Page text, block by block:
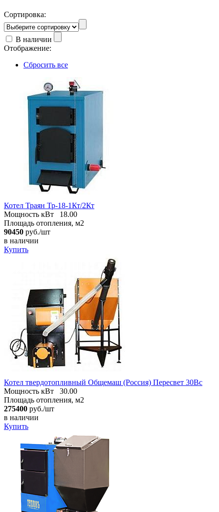
Сортировка:
В наличии
Отображение:
Сбросить все
Котел Траян Тр-18-1Кт/2Кт
Мощность кВт
18.00
Площадь отопления, м2
90450 руб./шт
в наличии
Купить
Котел твердотопливный Общемаш (Россия) Пересвет 30Вс
Мощность кВт
30.00
Площадь отопления, м2
275400 руб./шт
в наличии
Купить